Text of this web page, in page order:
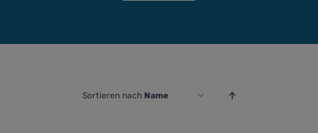
Sortieren nach Name